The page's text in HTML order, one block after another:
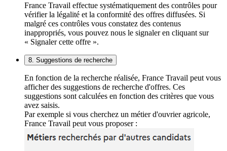
France Travail effectue systématiquement des contrôles pour
vérifier la légalité et la conformité des offres diffusées. Si
malgré ces contrôles vous constatez des contenus
inappropriés, vous pouvez nous le signaler en cliquant sur
« Signaler cette offre ».
8. Suggestions de recherche
En fonction de la recherche réalisée, France Travail peut vous
afficher des suggestions de recherche d'offres. Ces
suggestions sont calculées en fonction des critères que vous
avez saisis.
Par exemple si vous cherchez un métier d'ouvrier agricole,
France Travail peut vous proposer :